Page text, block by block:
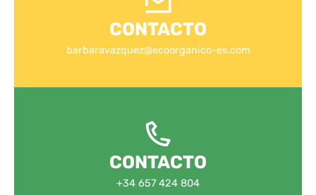
CONTACTO
barbaravazquez@ecoorganico-es.com
CONTACTO
+34 657 424 804